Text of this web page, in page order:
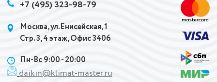
+7 (495) 323-98-79
Москва, ул.Енисейская, 1
Стр. 3, 4 этаж, Офис 3406
Пн-Вс 9:00 - 20:00
daikin@klimat-master.ru